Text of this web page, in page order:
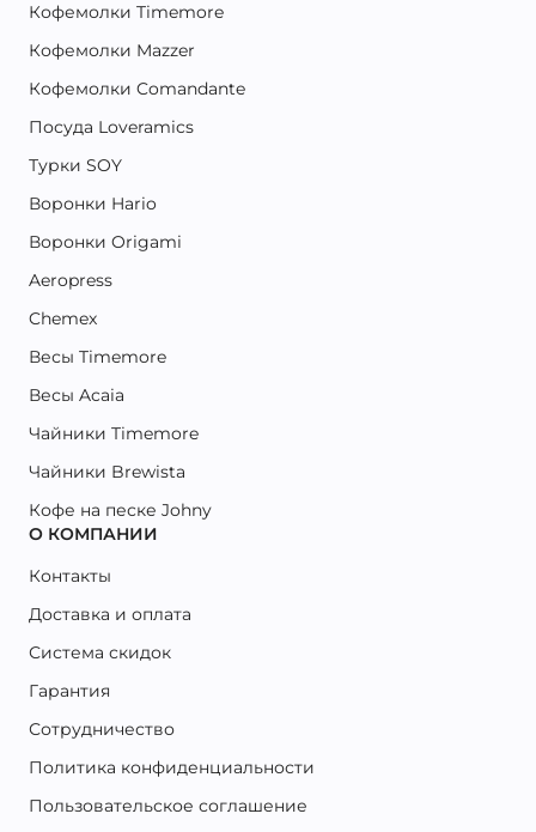
Кофемолки Timemore
Кофемолки Mazzer
Кофемолки Comandante
Посуда Loveramics
Турки SOY
Воронки Hario
Воронки Origami
Aeropress
Chemex
Весы Timemore
Весы Acaia
Чайники Timemore
Чайники Brewista
Кофе на песке Johny
О КОМПАНИИ
Контакты
Доставка и оплата
Система скидок
Гарантия
Сотрудничество
Политика конфиденциальности
Пользовательское соглашение